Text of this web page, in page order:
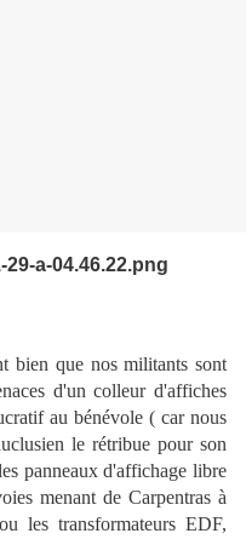
bien que nos militants sont
d'un colleur d'affiches
au bénévole ( car nous
le rétribue pour son
panneaux d'affichage libre
menant de Carpentras à
les transformateurs EDF,